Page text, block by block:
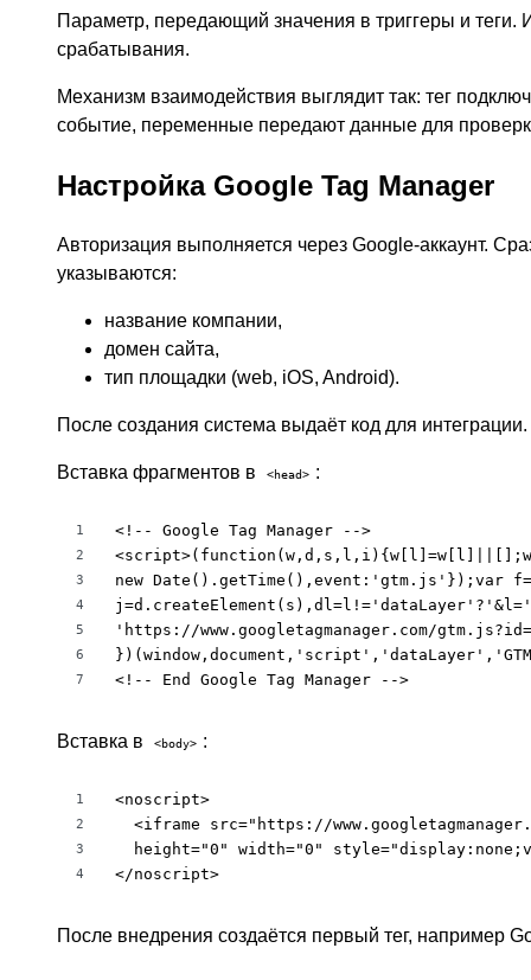
Параметр, передающий значения в триггеры и теги.
срабатывания.
Механизм взаимодействия выглядит так: тег
событие, переменные передают данные для
Настройка Google Tag Manager
Авторизация выполняется через Google-аккаунт.
указываются:
название компании,
домен сайта,
тип площадки (web, iOS, Android).
После создания система выдаёт код для
Вставка фрагментов в <head> :
1
2
3
4
5
6
7
<!-- Google Tag Manager -->
new Date().getTime(),event:'gtm.js'});var
'https://www.googletagmanager.com/
<!-- End Google Tag Manager -->
Вставка в <body> :
1
2
3
4
<noscript>
<iframe src="https://
height="0" width="0"
</noscript>
После внедрения создаётся первый тег, например